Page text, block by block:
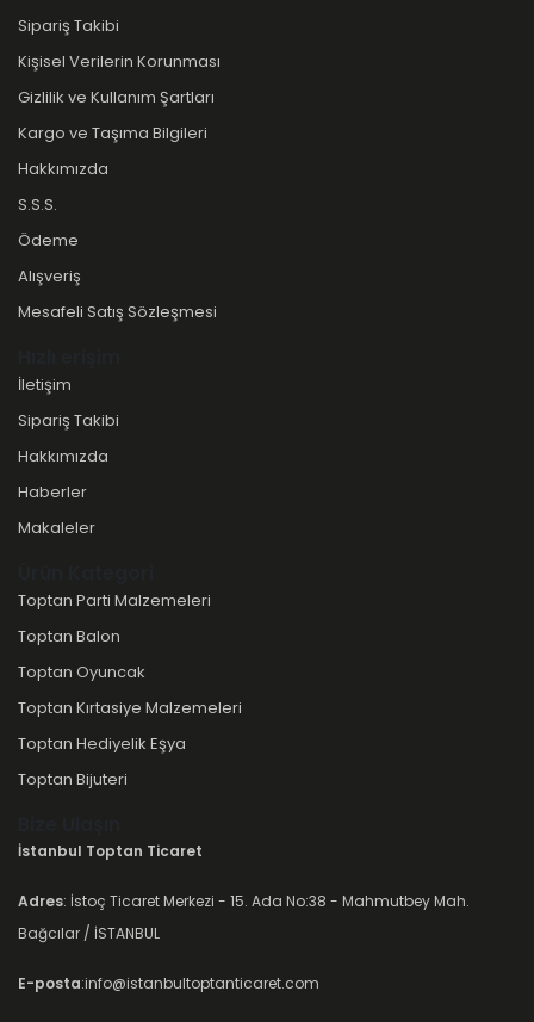
Sipariş Takibi
Kişisel Verilerin Korunması
Gizlilik ve Kullanım Şartları
Kargo ve Taşıma Bilgileri
Hakkımızda
S.S.S.
Ödeme
Alışveriş
Mesafeli Satış Sözleşmesi
İletişim
Sipariş Takibi
Hakkımızda
Haberler
Makaleler
Toptan Parti Malzemeleri
Toptan Balon
Toptan Oyuncak
Toptan Kırtasiye Malzemeleri
Toptan Hediyelik Eşya
Toptan Bijuteri
İstanbul Toptan Ticaret
Adres: İstoç Ticaret Merkezi - 15. Ada No:38 - Mahmutbey Mah.
Bağcılar / İSTANBUL
E-posta:info@istanbultoptanticaret.com